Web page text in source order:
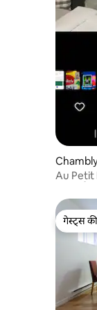
Au Petit
गेस्ट्स
गेस्ट्स